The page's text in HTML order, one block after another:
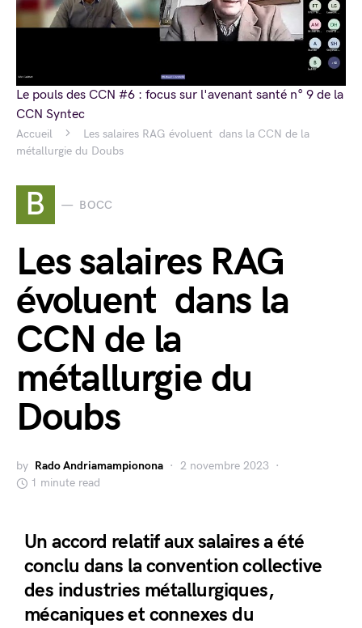
Accueil
Les salaires RAG évoluent dans la CCN de la
métallurgie du Doubs
B BOCC
Les salaires RAG
évoluent dans la
CCN de la
métallurgie du
Doubs
by Rado Andriamampionona
2 novembre 2023
1 minute read
Un accord relatif aux salaires a été
conclu dans la convention collective
des industries métallurgiques,
mécaniques et connexes du
Le pouls des CCN #6 : focus sur l'avenant santé n° 9 de la
CCN Syntec